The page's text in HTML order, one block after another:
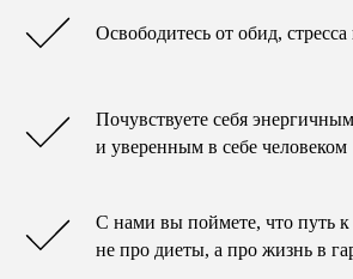
Освободитесь от обид,
Почувствуете себя
и уверенным в себе человеком
С нами вы поймете, что путь
не про диеты, а про жизнь в